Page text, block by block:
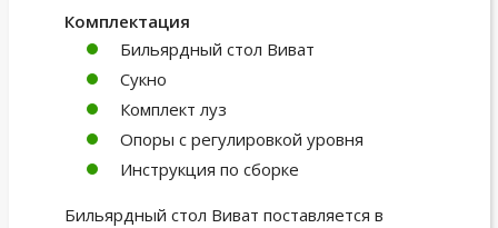
Комплектация
Бильярдный стол Виват
Сукно
Комплект луз
Опоры с регулировкой уровня
Инструкция по сборке
Бильярдный стол Виват поставляется в